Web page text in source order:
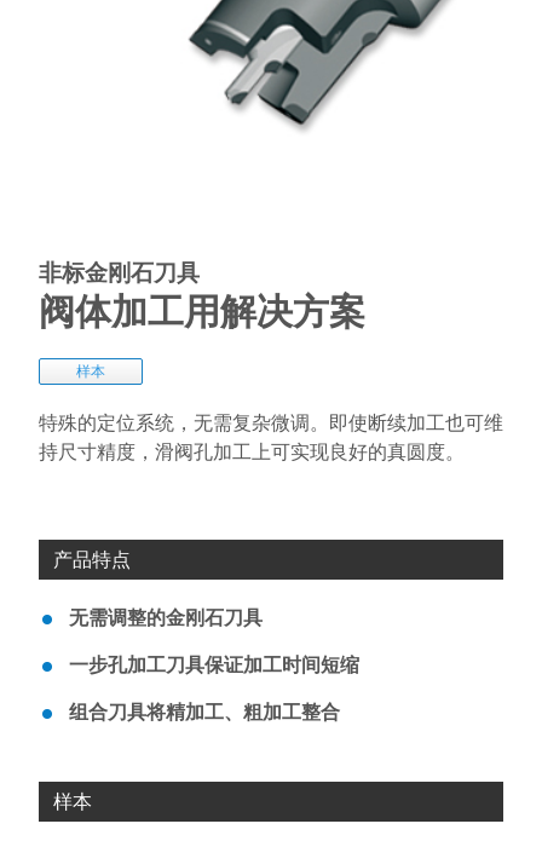
非标金刚石刀具
阀体加工用解决方案
样本
特殊的定位系统，无需复杂微调。即使断续加工也可维
持尺寸精度，滑阀孔加工上可实现良好的真圆度。
产品特点
无需调整的金刚石刀具
一步孔加工刀具保证加工时间短缩
组合刀具将精加工、粗加工整合
样本